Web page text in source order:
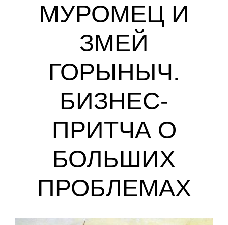
МУРОМЕЦ И
ЗМЕЙ
ГОРЫНЫЧ.
БИЗНЕС-
ПРИТЧА О
БОЛЬШИХ
ПРОБЛЕМАХ